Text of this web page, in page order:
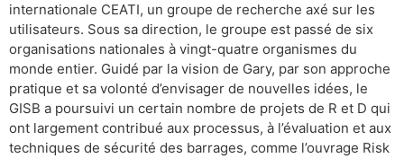
internationale CEATI, un groupe de recherche axé sur les
utilisateurs. Sous sa direction, le groupe est passé de six
organisations nationales à vingt-quatre organismes du
monde entier. Guidé par la vision de Gary, par son approche
pratique et sa volonté d’envisager de nouvelles idées, le
GISB a poursuivi un certain nombre de projets de R et D qui
ont largement contribué aux processus, à l’évaluation et aux
techniques de sécurité des barrages, comme l’ouvrage Risk